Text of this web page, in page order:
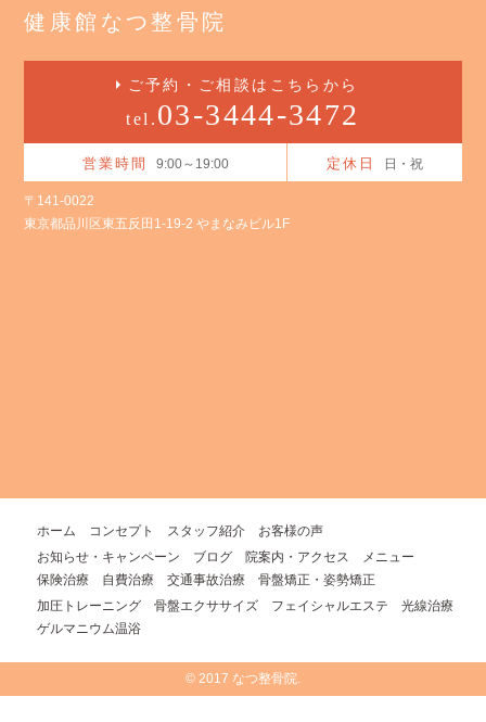
健康館なつ整骨院
ご予約・ご相談はこちらから
tel. 03-3444-3472
営業時間 9:00～19:00 定休日 日・祝
〒141-0022
東京都品川区東五反田1-19-2 やまなみビル1F
ホーム コンセプト スタッフ紹介
お客様の声
お知らせ・キャンペーン
ブログ 院案内・アクセス
メニュー
保険治療
自費治療 交通事故治療
骨盤矯正・姿勢矯正
加圧トレーニング
骨盤エクササイズ フェイシャルエステ
光線治療
ゲルマニウム温浴
© 2017 なつ整骨院.